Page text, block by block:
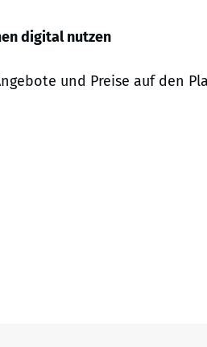
digital nutzen
und Preise auf den